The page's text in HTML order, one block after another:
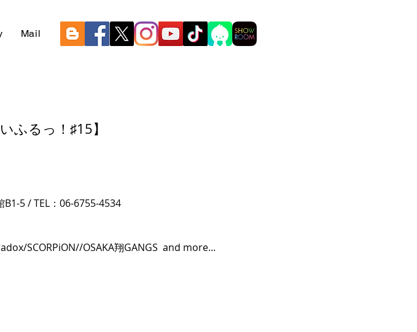
Mail
ふるっ！♯15】
5 / TEL：06-6755-4534
SCORPiON//OSAKA翔GANGS  and more...